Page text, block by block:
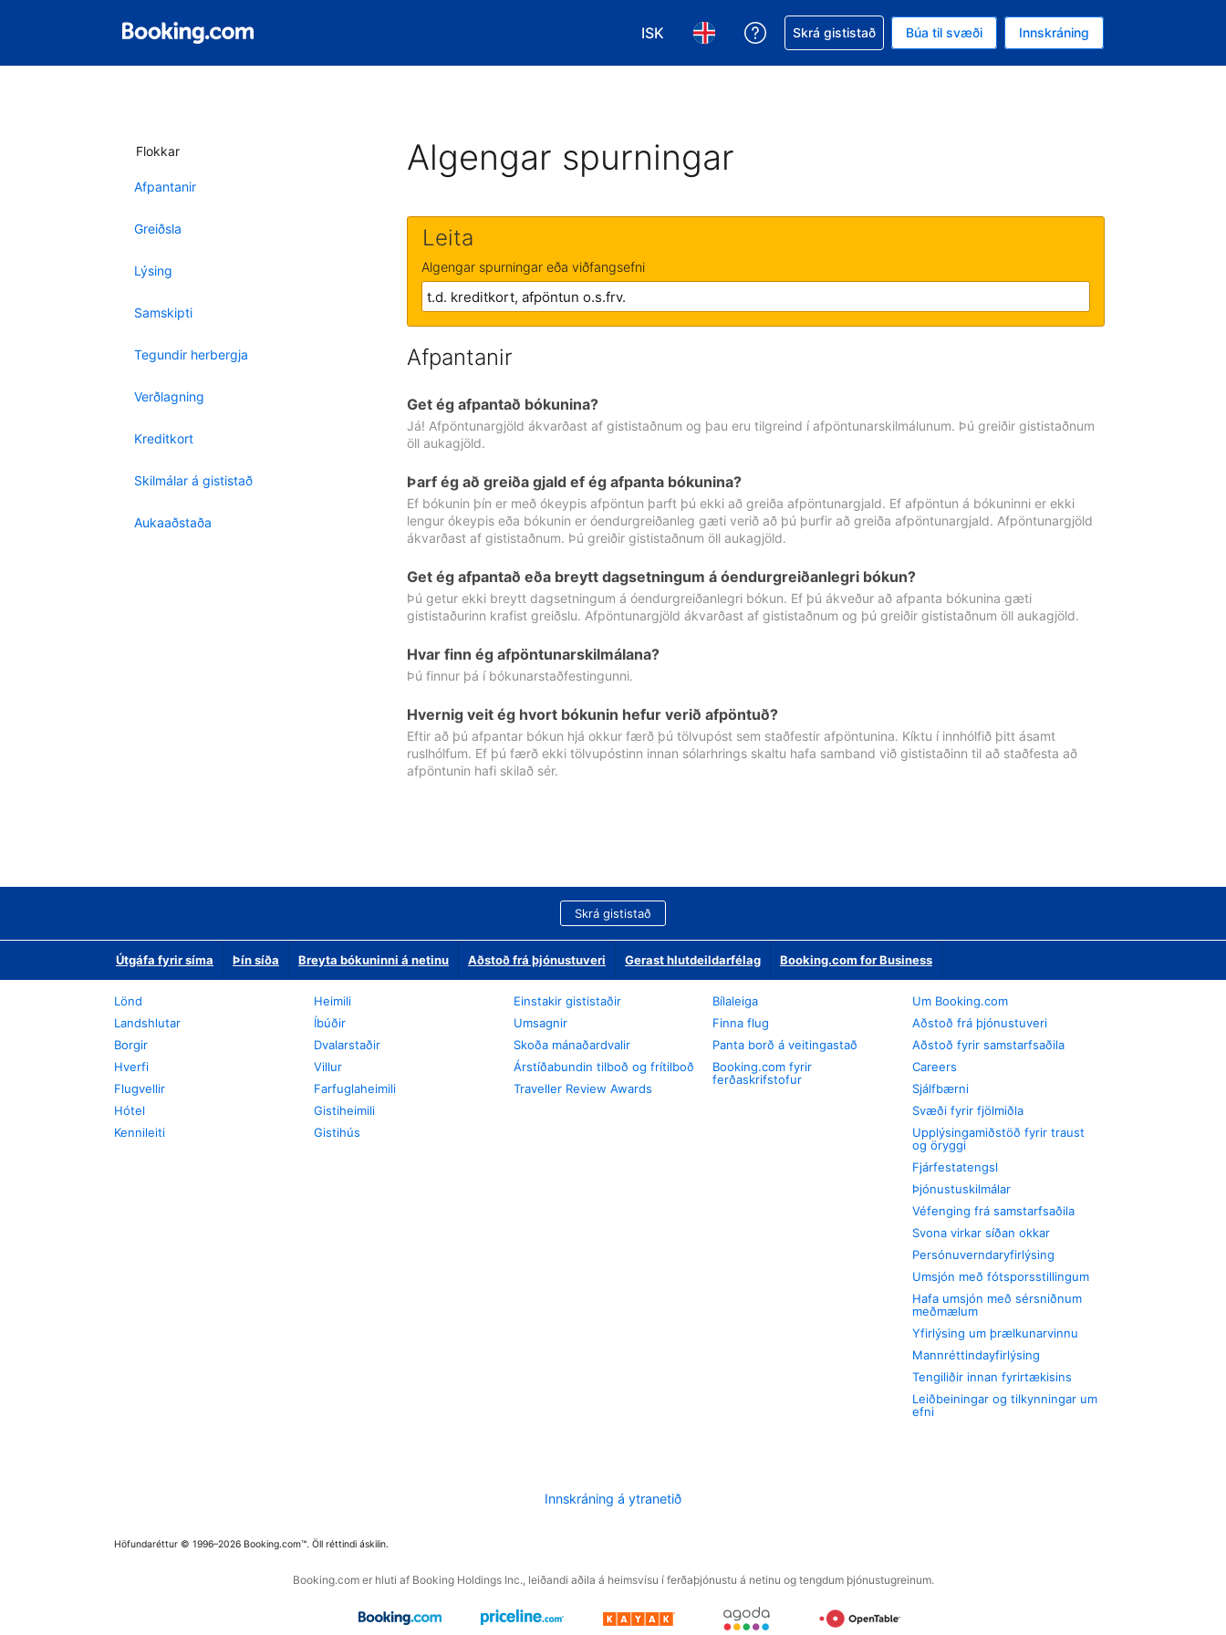
ISK
Veldu gjaldmiðil. Í augnablikinu er gjaldmiðillinn Íslensk króna
Veldu þitt tungumál. Í augnablikinu er tungumál þitt Íslensku
Fá aðstoð við bókunina
Skrá gististað Búa til svæði Innskráning
Flokkar
Afpantanir
Greiðsla
Lýsing
Samskipti
Tegundir herbergja
Verðlagning
Kreditkort
Skilmálar á gististað
Aukaaðstaða
Algengar spurningar
Leita
Algengar spurningar eða viðfangsefni
Afpantanir
Get ég afpantað bókunina?
Já! Afpöntunargjöld ákvarðast af gististaðnum og þau eru tilgreind í afpöntunarskilmálunum. Þú greiðir gististaðnum
öll aukagjöld.
Þarf ég að greiða gjald ef ég afpanta bókunina?
Ef bókunin þín er með ókeypis afpöntun þarft þú ekki að greiða afpöntunargjald. Ef afpöntun á bókuninni er ekki
lengur ókeypis eða bókunin er óendurgreiðanleg gæti verið að þú þurfir að greiða afpöntunargjald. Afpöntunargjöld
ákvarðast af gististaðnum. Þú greiðir gististaðnum öll aukagjöld.
Get ég afpantað eða breytt dagsetningum á óendurgreiðanlegri bókun?
Þú getur ekki breytt dagsetningum á óendurgreiðanlegri bókun. Ef þú ákveður að afpanta bókunina gæti
gististaðurinn krafist greiðslu. Afpöntunargjöld ákvarðast af gististaðnum og þú greiðir gististaðnum öll aukagjöld.
Hvar finn ég afpöntunarskilmálana?
Þú finnur þá í bókunarstaðfestingunni.
Hvernig veit ég hvort bókunin hefur verið afpöntuð?
Eftir að þú afpantar bókun hjá okkur færð þú tölvupóst sem staðfestir afpöntunina. Kíktu í innhólfið þitt ásamt
ruslhólfum. Ef þú færð ekki tölvupóstinn innan sólarhrings skaltu hafa samband við gististaðinn til að staðfesta að
afpöntunin hafi skilað sér.
Skrá gististað
Útgáfa fyrir síma Þín síða Breyta bókuninni á netinu Aðstoð frá þjónustuveri Gerast hlutdeildarfélag Booking.com for Business
Lönd
Landshlutar
Borgir
Hverfi
Flugvellir
Hótel
Kennileiti
Heimili
Íbúðir
Dvalarstaðir
Villur
Farfuglaheimili
Gistiheimili
Gistihús
Einstakir gististaðir
Umsagnir
Skoða mánaðardvalir
Árstíðabundin tilboð og frítilboð
Traveller Review Awards
Bílaleiga
Finna flug
Panta borð á veitingastað
Booking.com fyrir
ferðaskrifstofur
Um Booking.com
Aðstoð frá þjónustuveri
Aðstoð fyrir samstarfsaðila
Careers
Sjálfbærni
Svæði fyrir fjölmiðla
Upplýsingamiðstöð fyrir traust
og öryggi
Fjárfestatengsl
Þjónustuskilmálar
Véfenging frá samstarfsaðila
Svona virkar síðan okkar
Persónuverndaryfirlýsing
Umsjón með fótsporsstillingum
Hafa umsjón með sérsniðnum
meðmælum
Yfirlýsing um þrælkunarvinnu
Mannréttindayfirlýsing
Tengiliðir innan fyrirtækisins
Leiðbeiningar og tilkynningar um
efni
Innskráning á ytranetið
Höfundaréttur © 1996–2026 Booking.com™. Öll réttindi áskilin.
Booking.com er hluti af Booking Holdings Inc., leiðandi aðila á heimsvísu í ferðaþjónustu á netinu og tengdum þjónustugreinum.